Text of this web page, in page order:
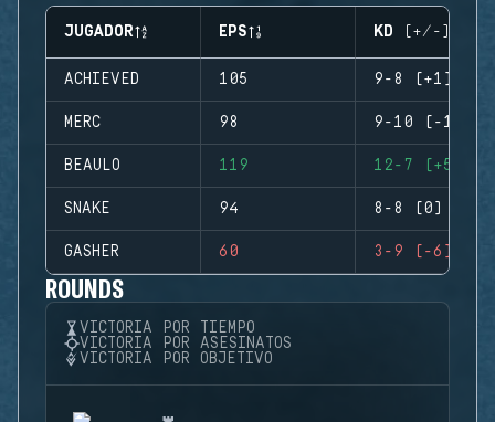
JUGADOR EPS KD (+/-)
ACHIEVED 105 9-8 (+1)
MERC 98 9-10 (-1)
BEAULO 119 12-7 (+5)
SNAKE 94 8-8 (0)
GASHER 60 3-9 (-6)
ROUNDS
VICTORIA POR TIEMPO
VICTORIA POR ASESINATOS
VICTORIA POR OBJETIVO